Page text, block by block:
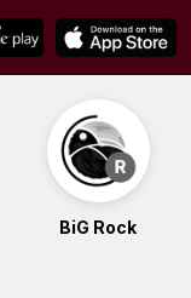
BiG Rock